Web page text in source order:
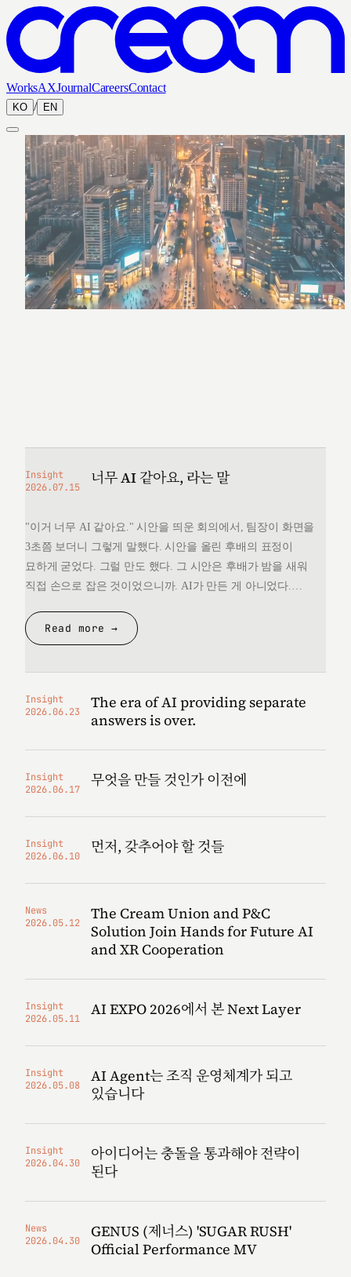
WorksAXJournalCareersContact
KO / EN
Insight
2026.07.15
너무 AI 같아요, 라는 말
"이거 너무 AI 같아요." 시안을 띄운 회의에서, 팀장이 화면을
3초쯤 보더니 그렇게 말했다. 시안을 올린 후배의 표정이
묘하게 굳었다. 그럴 만도 했다. 그 시안은 후배가 밤을 새워
직접 손으로 잡은 것이었으니까. AI가 만든 게 아니었다.
것을 변호할 언어를 끝내 찾지 못했다. 돌아오는 길에
생각했다. 대체 "AI 같다"는…
Read more →
Insight
2026.06.23
The era of AI providing separate
answers is over.
Insight
2026.06.17
무엇을 만들 것인가 이전에
Insight
2026.06.10
먼저, 갖추어야 할 것들
News
2026.05.12
The Cream Union and P&C
Solution Join Hands for Future AI
and XR Cooperation
Insight
2026.05.11
AI EXPO 2026에서 본 Next Layer
Insight
2026.05.08
AI Agent는 조직 운영체계가 되고
있습니다
Insight
2026.04.30
아이디어는 충돌을 통과해야 전략이
된다
News
2026.04.30
GENUS (제너스) 'SUGAR RUSH'
Official Performance MV